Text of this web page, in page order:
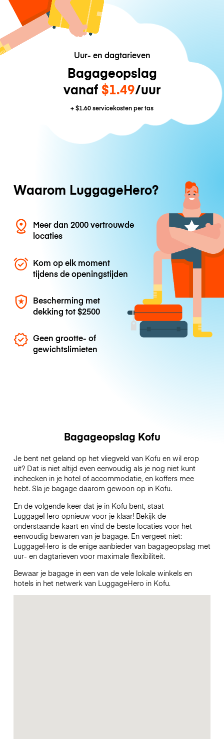
Uur- en dagtarieven
Bagageopslag
vanaf $1.49/uur
+$1.60servicekosten per tas
Waarom LuggageHero?
Meer dan 2000 vertrouwde
locaties
Kom op elk moment
tijdens de openingstijden
Bescherming met
dekking tot$2500
Geen grootte- of
gewichtslimieten
Bagageopslag Kofu
Je bent net geland op het vliegveld van Kofu en wil erop
uit? Dat is niet altijd even eenvoudig als je nog niet kunt
inchecken in je hotel of accommodatie, en koffers mee
hebt. Sla je bagage daarom gewoon op in Kofu.
En de volgende keer dat je in Kofu bent, staat
LuggageHero opnieuw voor je klaar! Bekijk de
onderstaande kaart en vind de beste locaties voor het
eenvoudig bewaren van je bagage. En vergeet niet:
LuggageHero is de enige aanbieder van bagageopslag met
uur- en dagtarieven voor maximale flexibiliteit.
Bewaar je bagage in een van de vele lokale winkels en
hotels in het netwerk van LuggageHero in Kofu.